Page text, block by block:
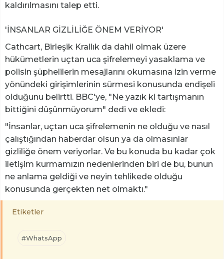
kaldırılmasını talep etti.
'İNSANLAR GİZLİLİĞE ÖNEM VERİYOR'
Cathcart, Birleşik Krallık da dahil olmak üzere
hükümetlerin uçtan uca şifrelemeyi yasaklama ve
polisin şüphelilerin mesajlarını okumasına izin verme
yönündeki girişimlerinin sürmesi konusunda endişeli
olduğunu belirtti. BBC'ye, "Ne yazık ki tartışmanın
bittiğini düşünmüyorum" dedi ve ekledi:
"İnsanlar, uçtan uca şifrelemenin ne olduğu ve nasıl
çalıştığından haberdar olsun ya da olmasınlar
gizliliğe önem veriyorlar. Ve bu konuda bu kadar çok
iletişim kurmamızın nedenlerinden biri de bu, bunun
ne anlama geldiği ve neyin tehlikede olduğu
konusunda gerçekten net olmaktı."
Etiketler
#WhatsApp